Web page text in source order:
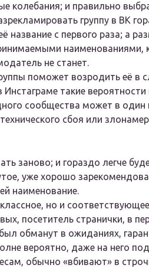
колебания; и правильно
группу в ВК
название с первого раза; а
наименованиями,
не станет.
поможет возродить её в
такие
сообщества может в один
сбоя или
заново; и гораздо легче
уже хорошо
наименование.
но и
посетитель странички, в
обманут в ожиданиях,
вероятно, даже на него
обычно «вбивают» в